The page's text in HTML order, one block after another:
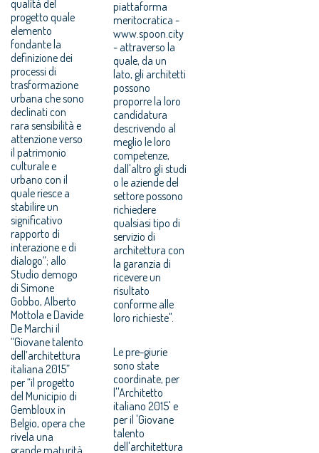
qualità del
progetto quale
elemento
fondante la
definizione dei
processi di
trasformazione
urbana che sono
declinati con
rara sensibilità e
attenzione verso
il patrimonio
culturale e
urbano con il
quale riesce a
stabilire un
significativo
rapporto di
interazione e di
dialogo”; allo
Studio demogo
di Simone
Gobbo, Alberto
Mottola e Davide
De Marchi il
“Giovane talento
dell’architettura
italiana 2015”
per “il progetto
del Municipio di
Gembloux in
Belgio, opera che
rivela una
grande maturità
piattaforma
meritocratica -
www.spoon.city
- attraverso la
quale, da un
lato, gli architetti
possono
proporre la loro
candidatura
descrivendo al
meglio le loro
competenze,
dall'altro gli studi
o le aziende del
settore possono
richiedere
qualsiasi tipo di
servizio di
architettura con
la garanzia di
ricevere un
risultato
conforme alle
loro richieste".
Le pre-giurie
sono state
coordinate, per
l''Architetto
italiano 2015' e
per il 'Giovane
talento
dell'architettura